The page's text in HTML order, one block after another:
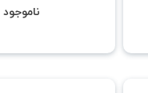
ناموجود